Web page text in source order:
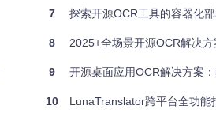
7 探索开源OCR工具的容器化
8 2025+全场景开源OCR解决
9 开源桌面应用OCR解决方案
10 LunaTranslator跨平台全功能